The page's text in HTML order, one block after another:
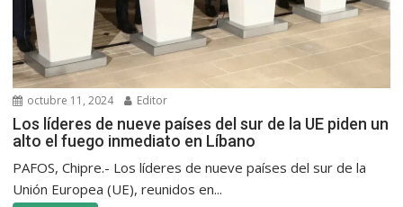
octubre 11, 2024 Editor
Los líderes de nueve países del sur de la UE piden un
alto el fuego inmediato en Líbano
PAFOS, Chipre.- Los líderes de nueve países del sur de la
Unión Europea (UE), reunidos en...